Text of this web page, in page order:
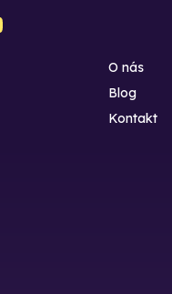
O nás
Blog
Kontakt